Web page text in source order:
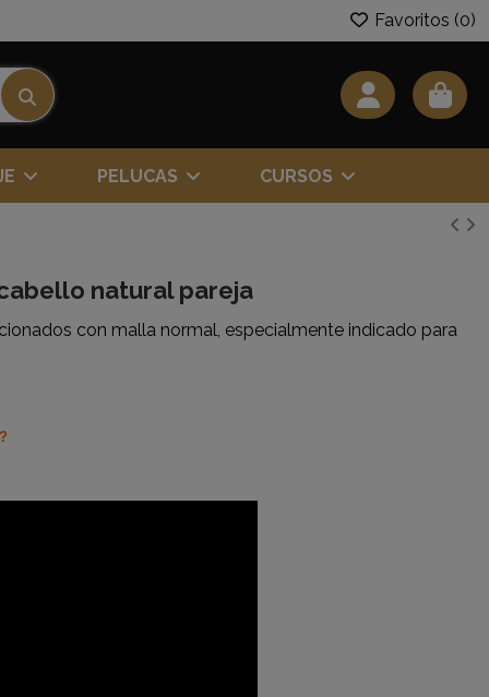
Favoritos (0)
PELUCAS CURSOS
natural pareja
con malla normal, especialmente indicado para